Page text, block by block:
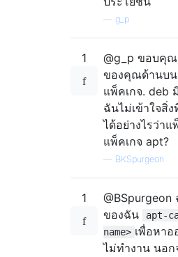
g_p
1
@g_p ขอบคุ
ของคุณด้านบน
แพ็คเกจ. deb
ฉันไม่เข้าใจสิ่
ได้อย่างไรว่า
แพ็คเกจ apt?
— BKSpurgeon
1
ของฉัน
apt-
name> เพื่อหา
ไม่ทำงาน นอ